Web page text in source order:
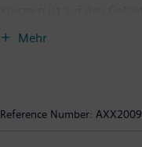
Zuverlässigkeit und
Mehr
Reference Number: